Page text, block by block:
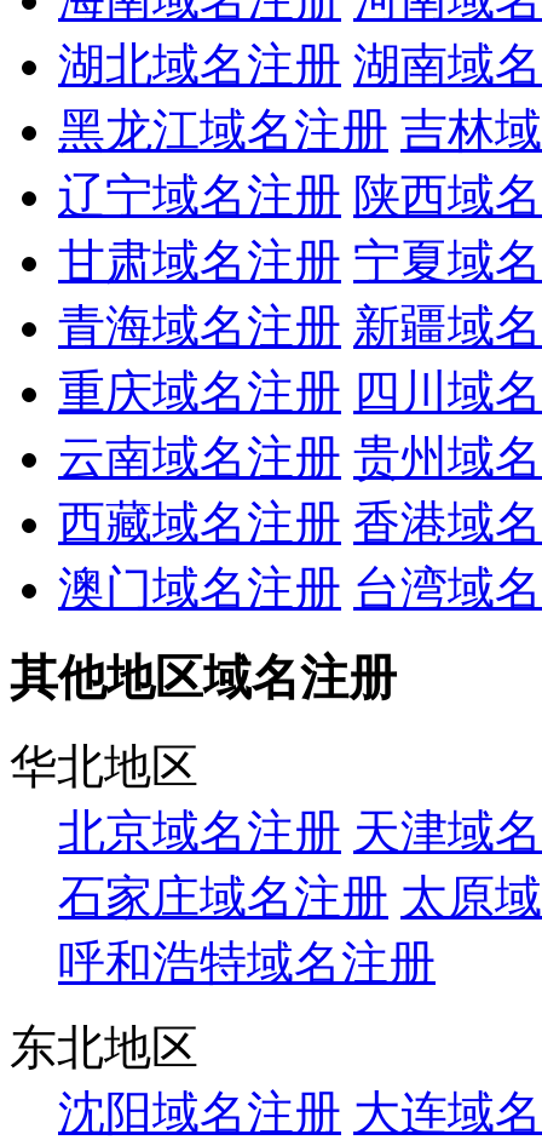
湖北域名注册 湖南域
黑龙江域名注册 吉林
辽宁域名注册 陕西域
甘肃域名注册 宁夏域
青海域名注册 新疆域
重庆域名注册 四川域
云南域名注册 贵州域
西藏域名注册 香港域
澳门域名注册 台湾域
其他地区域名注册
华北地区
北京域名注册 天津域
石家庄域名注册 太原
呼和浩特域名注册
东北地区
沈阳域名注册 大连域